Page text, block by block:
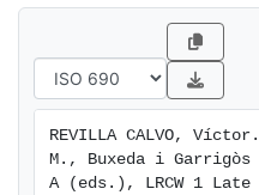
REVILLA CALVO,
M., Buxeda i
A (eds.), LRCW 1 Late